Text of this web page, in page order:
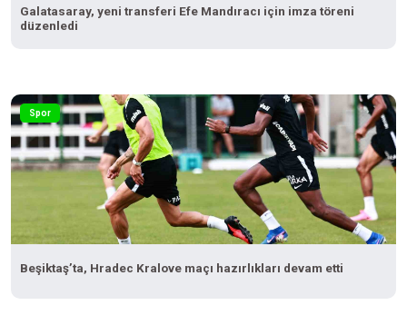
Galatasaray, yeni transferi Efe Mandıracı için imza töreni
düzenledi
Spor
Beşiktaş’ta, Hradec Kralove maçı hazırlıkları devam etti